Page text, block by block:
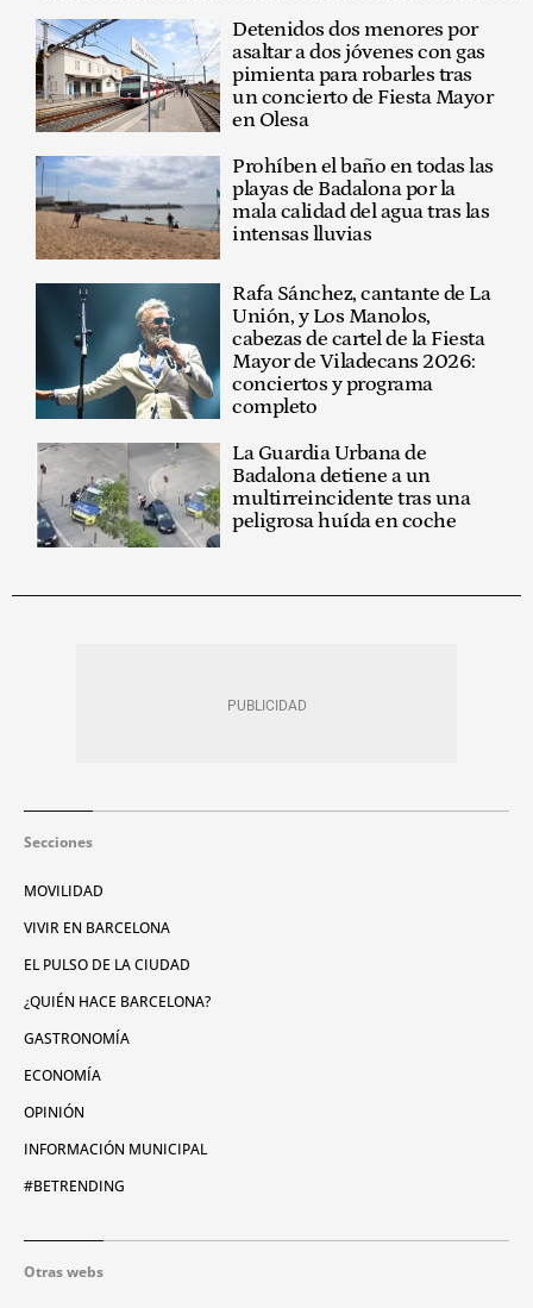
Detenidos dos menores por
asaltar a dos jóvenes con gas
pimienta para robarles tras
un concierto de Fiesta Mayor
en Olesa
Prohíben el baño en todas las
playas de Badalona por la
mala calidad del agua tras las
intensas lluvias
Rafa Sánchez, cantante de La
Unión, y Los Manolos,
cabezas de cartel de la Fiesta
Mayor de Viladecans 2026:
conciertos y programa
completo
La Guardia Urbana de
Badalona detiene a un
multirreincidente tras una
peligrosa huída en coche
Secciones
MOVILIDAD
VIVIR EN BARCELONA
EL PULSO DE LA CIUDAD
¿QUIÉN HACE BARCELONA?
GASTRONOMÍA
ECONOMÍA
OPINIÓN
INFORMACIÓN MUNICIPAL
#BETRENDING
Otras webs